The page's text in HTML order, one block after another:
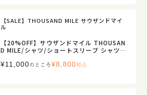
【SALE】THOUSAND MILE サウザンドマイ
ル
【20%OFF】サウザンドマイル THOUSAN
D MILE/シャツ/ショートスリーブ シャツ
規取扱】
¥11,000 のところ¥8,800税込